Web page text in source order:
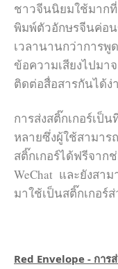
ชาวจีนนิยมใช้มากที่
พิมพ์ตัวอักษรจีนค่อ
เวลานานกว่าการพู
ข้อความเสียงไปมา
ติดต่อสื่อสารกันได้ง่
การส่งสติ๊กเกอร์เป็
หลายซึ่งผู้ใช้สามาร
สติ๊กเกอร์ได้ฟรีจาก
WeChat และยังสา
มาใช้เป็นสติ๊กเกอร์
Red Envelope - การส่